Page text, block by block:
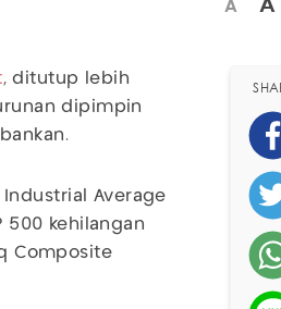
A
, ditutup lebih
dipimpin
Industrial Average
500 kehilangan
Composite